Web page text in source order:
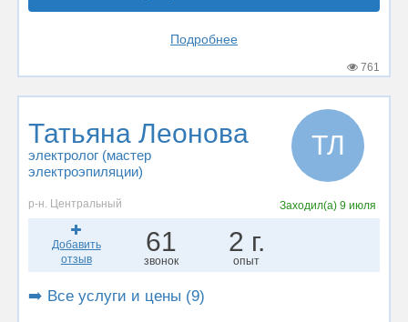
Подробнее
761
Татьяна Леонова
электролог (мастер
электроэпиляции)
ТЛ
р-н. Центральный Заходил(а)9 июля
Добавить
отзыв
61
звонок
2 г.
опыт
➡️ Все услуги и цены (9)